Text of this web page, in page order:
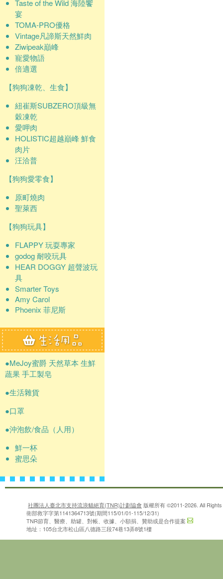
Taste of the Wild 海陸饗
宴
TOMA-PRO優格
Vintage凡諦斯天然鮮肉
Ziwipeak巔峰
寵愛物語
倍適選
【狗狗凍乾、生食】
紐崔斯SUBZERO頂級無
穀凍乾
愛呷肉
HOLISTIC超越巔峰 鮮食
肉片
汪洽普
【狗狗愛零食】
原町燒肉
聖萊西
【狗狗玩具】
FLAPPY 玩耍專家
godog 耐咬玩具
HEAR DOGGY 超聲波玩
具
Smarter Toys
Amy Carol
Phoenix 菲尼斯
●MeJoy蜜爵 天然草本 生鮮
蔬果 手工製皂
●生活雜貨
●口罩
●沖泡飲/食品（人用）
鮮一杯
蜜思朵
社團法人臺北市支持流浪貓絕育(TNR)計劃協會 版權所有 ©2011-2026. All
衛部救字字第1141364713號(期間115/01/01-115/12/31)
TNR節育、醫療、助罐、對帳、收據、小額捐、贊助或是合作提案
地址：105台北市松山區八德路三段74巷13弄8號1樓